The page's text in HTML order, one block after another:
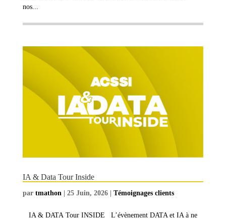
nos...
IA & Data Tour Inside
par tmathon | 25 Juin, 2026| Témoignages clients
IA & DATA Tour INSIDE L’évènement DATA et IA à ne